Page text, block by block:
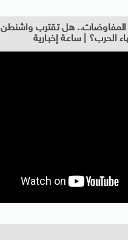
هل تقترب واشنطن
الحرب؟ | ساعة إخبارية